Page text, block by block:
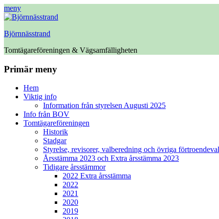
meny
Björnnässtrand
Tomtägareföreningen & Vägsamfälligheten
Facebook
Primär meny
HoppaHem
Viktig info
Information från styrelsen Augusti 2025
Info från BOV
Tomtägareföreningen
Historik
Stadgar
Styrelse, revisorer, valberedning och övriga
Årsstämma 2023 och Extra årsstämma 2023
Tidigare årsstämmor
2022 Extra årsstämma
2022
2021
2020
2019